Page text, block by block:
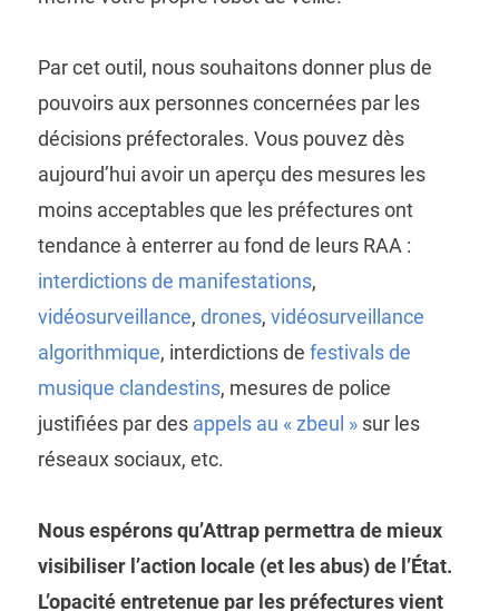
Par cet outil, nous souhaitons donner plus de
pouvoirs aux personnes concernées par les
décisions préfectorales. Vous pouvez dès
aujourd’hui avoir un aperçu des mesures les
moins acceptables que les préfectures ont
tendance à enterrer au fond de leurs RAA :
interdictions de manifestations,
vidéosurveillance, drones, vidéosurveillance
algorithmique, interdictions de festivals de
musique clandestins, mesures de police
justifiées par des appels au « zbeul »sur les
réseaux sociaux, etc.
Nous espérons qu’Attrap permettra de mieux
visibiliser l’action locale (et les abus) de l’État.
L’opacité entretenue par les préfectures vient